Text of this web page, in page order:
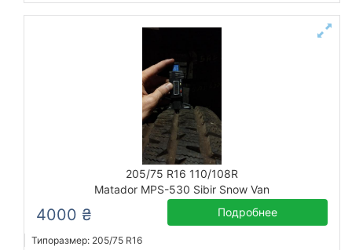
205/75 R16 110/108R
Matador MPS-530 Sibir Snow Van
4000 ₴ Подробнее
Типоразмер: 205/75 R16